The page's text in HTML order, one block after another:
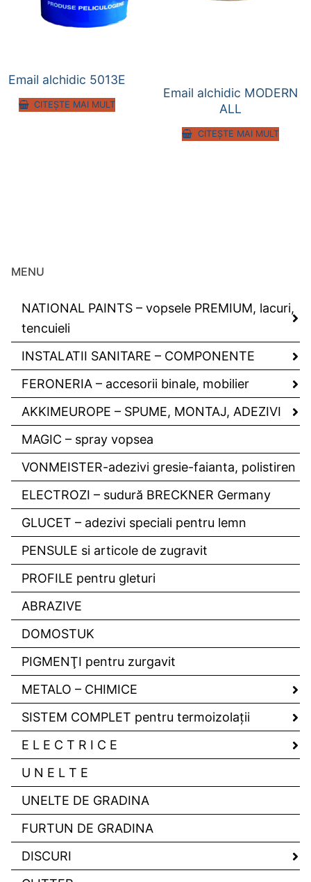
Email alchidic 5013E
CITEȘTE MAI MULT
Email alchidic MODERN
ALL
CITEȘTE MAI MULT
MENU
NATIONAL PAINTS – vopsele PREMIUM, lacuri,
tencuieli
INSTALATII SANITARE – COMPONENTE
FERONERIA – accesorii binale, mobilier
AKKIMEUROPE – SPUME, MONTAJ, ADEZIVI
MAGIC – spray vopsea
VONMEISTER-adezivi gresie-faianta, polistiren
ELECTROZI – sudură BRECKNER Germany
GLUCET – adezivi speciali pentru lemn
PENSULE si articole de zugravit
PROFILE pentru gleturi
ABRAZIVE
DOMOSTUK
PIGMENŢI pentru zurgavit
METALO – CHIMICE
SISTEM COMPLET pentru termoizolaţii
E L E C T R I C E
U N E L T E
UNELTE DE GRADINA
FURTUN DE GRADINA
DISCURI